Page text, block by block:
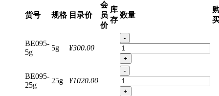
货号 规格 目录价
会
员
价
库
存
数量
BE095-
5g
5g ¥300.00
-
+
BE095-
25g
25g ¥1020.00
-
+